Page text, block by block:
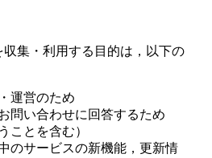
集・利用する目的は，以下の
運営のため
問い合わせに回答するため
ことを含む）
のサービスの新機能，更新情